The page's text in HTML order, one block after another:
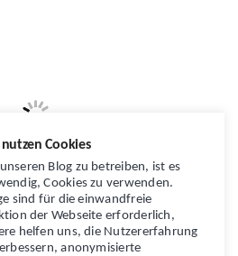
Cookies
Blog zu betreiben, ist es
Cookies zu verwenden.
sind für die einwandfreie
der Webseite erforderlich,
helfen uns, die Nutzererfahrung
anonymisierte